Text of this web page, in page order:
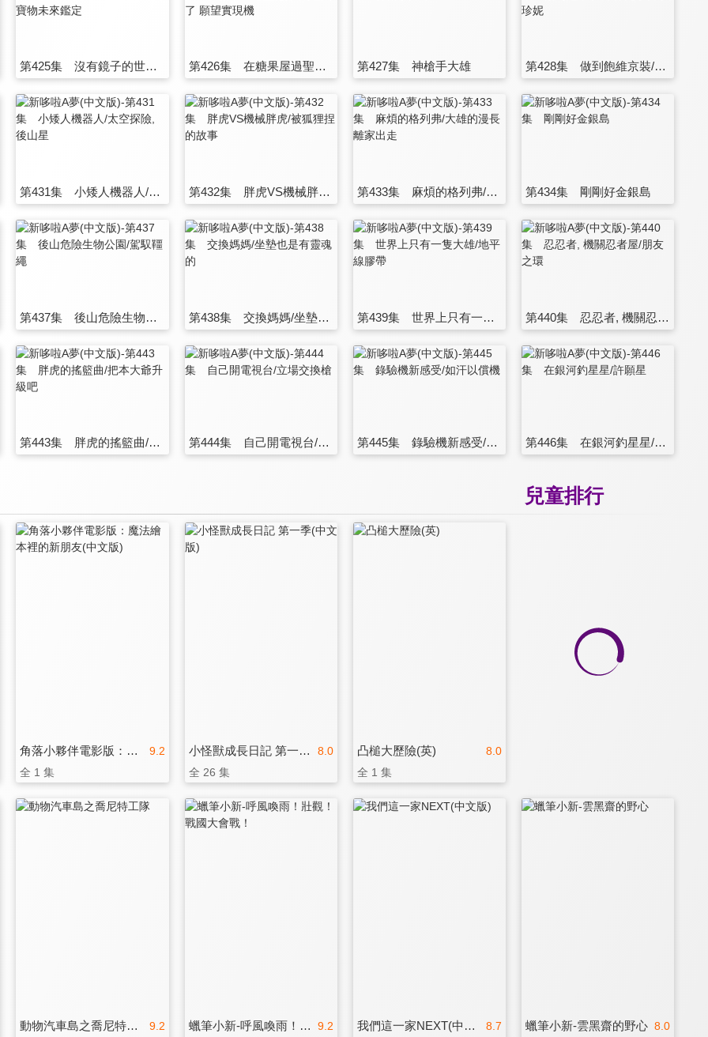
第425集 沒有鏡子的世界/優劣立判 寶物未來鑑定 第426集 在糖果屋過聖誕節/太過火了 願望實現機 第427集 神槍手大雄 第428集 做到飽維京裝/傑克 貝蒂與珍妮
第431集 小矮人機器人/太空探險, 後山星 第432集 胖虎VS機械胖虎/被狐狸捏的故事 第433集 麻煩的格列弗/大雄的漫長離家出走 第434集 剛剛好金銀島
第437集 後山危險生物公園/駕馭韁繩 第438集 交換媽媽/坐墊也是有靈魂的 第439集 世界上只有一隻大雄/地平線膠帶 第440集 忍忍者, 機關忍者屋/朋友之環
第443集 胖虎的搖籃曲/把本大爺升級吧 第444集 自己開電視台/立場交換槍 第445集 錄驗機新感受/如汗以償機 第446集 在銀河釣星星/許願星
兒童排行
9.2
角落小夥伴電影版：魔法繪本裡的新朋友(中文版)
全 1 集
8.0
小怪獸成長日記 第一季(中文版)
全 26 集
8.0
凸槌大歷險(英)
全 1 集
9.2
動物汽車島之喬尼特工隊 9.2
蠟筆小新-呼風喚雨！壯觀！戰國大會戰！ 8.7
我們這一家NEXT(中文版) 8.0
蠟筆小新-雲黑齋的野心